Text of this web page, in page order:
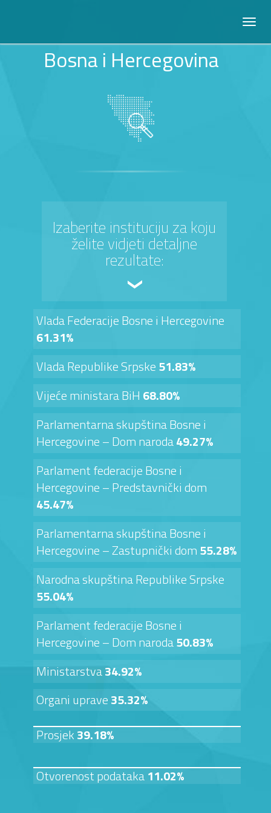
Bosna i Hercegovina
Izaberite instituciju za koju
želite vidjeti detaljne
rezultate:
Vlada Federacije Bosne i Hercegovine
61.31%
Vlada Republike Srpske51.83%
Vijeće ministara BiH 68.80%
Parlamentarna skupština Bosne i
Hercegovine – Dom naroda49.27%
Parlament federacije Bosne i
Hercegovine – Predstavnički dom
45.47%
Parlamentarna skupština Bosne i
Hercegovine – Zastupnički dom55.28%
Narodna skupština Republike Srpske
55.04%
Parlament federacije Bosne i
Hercegovine – Dom naroda50.83%
Ministarstva34.92%
Organi uprave35.32%
Prosjek39.18%
Otvorenost podataka11.02%